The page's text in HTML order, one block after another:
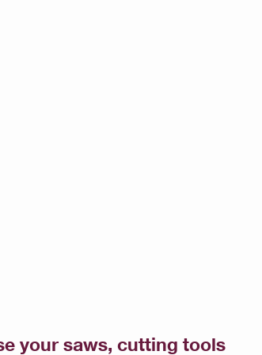
your saws, cutting tools